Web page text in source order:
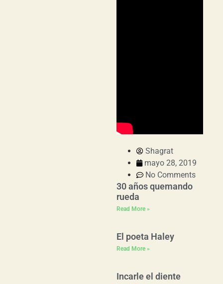
Shagrat
mayo 28, 2019
No Comments
30 años quemando
rueda
Read More »
El poeta Haley
Read More »
Incarle el diente